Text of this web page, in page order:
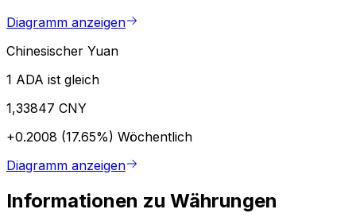
Diagramm anzeigen
Chinesischer Yuan
1 ADA ist gleich
1,33847 CNY
+0.2008 (17.65%) Wöchentlich
Diagramm anzeigen
Informationen zu Währungen